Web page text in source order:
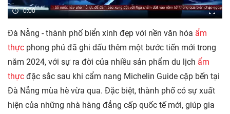
0:00
Đà Nẵng - thành phố biển xinh đẹp với nền văn hóa ẩm
thực phong phú đã ghi dấu thêm một bước tiến mới trong
năm 2024, với sự ra đời của nhiều sản phẩm du lịch ẩm
thực đặc sắc sau khi cẩm nang Michelin Guide cập bến tại
Đà Nẵng mùa hè vừa qua. Đặc biệt, thành phố có sự xuất
hiện của những nhà hàng đẳng cấp quốc tế mới, giúp gia